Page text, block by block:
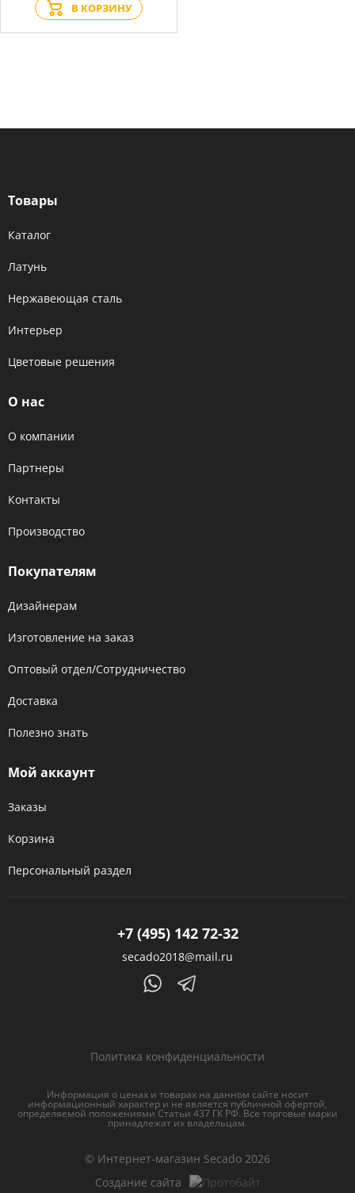
В КОРЗИНУ
Товары
Каталог
Латунь
Нержавеющая сталь
Интерьер
Цветовые решения
О нас
О компании
Партнеры
Контакты
Производство
Покупателям
Дизайнерам
Изготовление на заказ
Оптовый отдел/Сотрудничество
Доставка
Полезно знать
Мой аккаунт
Заказы
Корзина
Персональный раздел
+7 (495) 142 72-32
secado2018@mail.ru
Политика конфиденциальности
Информация о ценах и товарах на данном сайте носит
информационный характер и не является публичной офертой,
определяемой положениями Статьи 437 ГК РФ. Все торговые марки
принадлежат их владельцам.
© Интернет-магазин Secado 2026
Создание сайта